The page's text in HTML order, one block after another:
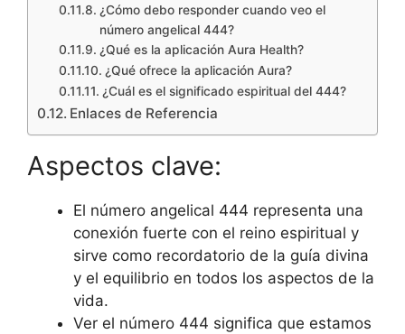
¿Cómo debo responder cuando veo el
número angelical 444?
¿Qué es la aplicación Aura Health?
¿Qué ofrece la aplicación Aura?
¿Cuál es el significado espiritual del 444?
Enlaces de Referencia
Aspectos clave:
El número angelical 444 representa una
conexión fuerte con el reino espiritual y
sirve como recordatorio de la guía divina
y el equilibrio en todos los aspectos de la
vida.
Ver el número 444 significa que estamos